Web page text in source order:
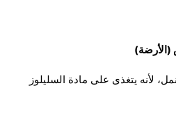
(الأرضة)
لأنه يتغذى على مادة السليلوز